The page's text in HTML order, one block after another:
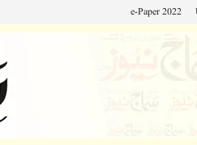
e-Paper 2022